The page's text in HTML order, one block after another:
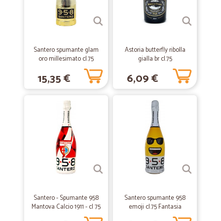
informazioni utili sul sito, numeri di telefono, corriere, ecc. Una nota la
vorrei fare, i prodotti sono più cari del supermercato, avrei preferito
pagare di più le spese di spedizione che controllare i prezzi dei
04/08/2020
Maria giovanna Z.
Curare i maggiormente il modo di…
Curare i maggiormente il modo di imballo (all'interno la mia merce
era alla rinfusa e schiacciata.
—Giuseppe M.
Azienda seria e puntuale di grande…
Azienda seria e puntuale di grande affidabilità.
—Massimo P.
Qualche disguido sul primo ordine
Santero spumante glam
oro millesimato cl.75
15,35 €
Astoria butterfly ribolla
gialla br cl.75
6,09 €
Santero - Spumante 958
Mantova Calcio 1911 - cl 75
Santero spumante 958
emoji cl.75 Fantasia
confezione mista